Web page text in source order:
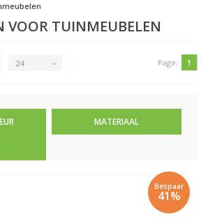
VOOR TUINMEUBELEN
24 Page: 1
MATERIAAL
Bespaar
41%